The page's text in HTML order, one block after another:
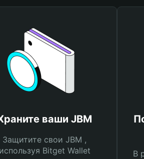
ваши JBM
Защитите свои JBM ,
используя Bitget Wallet
В